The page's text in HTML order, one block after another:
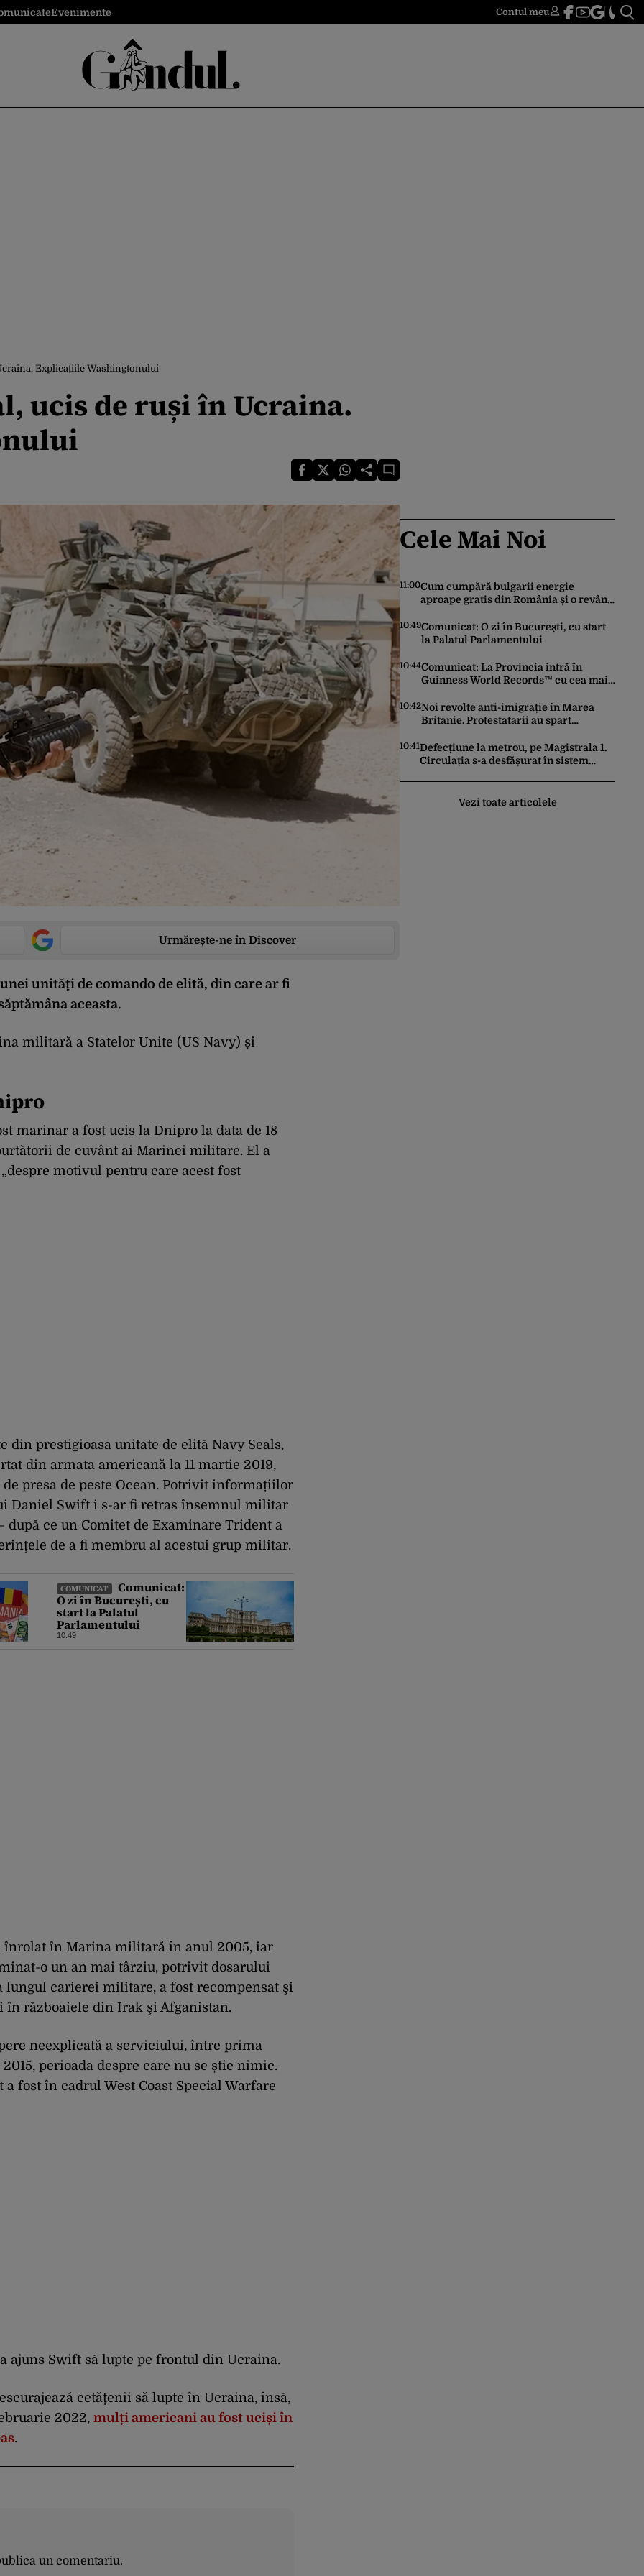
Evenimente Contul meu
Explicațiile Washingtonului
ucis de ruși în Ucraina.
Urmărește-ne în Discover
unităţi de comando de elită, din care ar fi
aceasta.
militară a Statelor Unite (US Navy) și
marinar a fost ucis la Dnipro la data de 18
de cuvânt ai Marinei militare. El a
motivul pentru care acest fost
din prestigioasa unitate de elită Navy Seals,
din armata americană la 11 martie 2019,
presa de peste Ocean. Potrivit informațiilor
Daniel Swift i s-ar fi retras însemnul militar
ce un Comitet de Examinare Trident a
de a fi membru al acestui grup militar.
COMUNICAT
Comunicat:
O zi în București, cu
start la Palatul
Parlamentului
10:49
înrolat în Marina militară în anul 2005, iar
o un an mai târziu, potrivit dosarului
lungul carierei militare, a fost recompensat şi
războaiele din Irak şi Afganistan.
neexplicată a serviciului, între prima
perioada despre care nu se știe nimic.
fost în cadrul West Coast Special Warfare
ajuns Swift să lupte pe frontul din Ucraina.
cetăţenii să lupte în Ucraina, însă,
2022, mulți americani au fost uciși în
.
un comentariu.
Cele Mai Noi
11:00Cum cumpără bulgarii energie
aproape gratis din România și o revând
sunt noii „băieți deștepți” din energie
de la sud de Dunăre
10:49Comunicat: O zi în București, cu start
la Palatul Parlamentului
10:44Comunicat: La Provincia intră în
Guinness World Records™ cu cea mai
la un eveniment
10:42Noi revolte anti-imigrație în Marea
Britanie. Protestatarii au spart
10:41Defecțiune la metrou, pe Magistrala 1.
Circulația s-a desfășurat în sistem
Vezi toate articolele